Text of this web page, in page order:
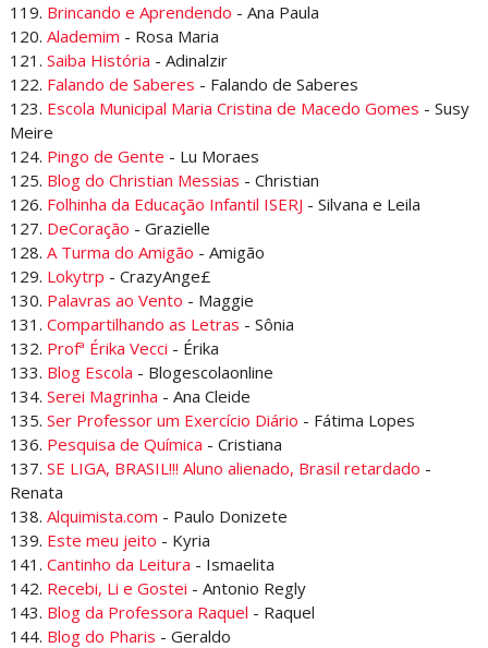
119. Brincando e Aprendendo - Ana Paula
120. Alademim - Rosa Maria
121. Saiba História - Adinalzir
122. Falando de Saberes - Falando de Saberes
123. Escola Municipal Maria Cristina de Macedo Gomes - Susy
Meire
124. Pingo de Gente - Lu Moraes
125. Blog do Christian Messias - Christian
126. Folhinha da Educação Infantil ISERJ - Silvana e Leila
127. DeCoração - Grazielle
128. A Turma do Amigão - Amigão
129. Lokytrp - CrazyAnge£
130. Palavras ao Vento - Maggie
131. Compartilhando as Letras - Sônia
132. Profª Érika Vecci - Érika
133. Blog Escola - Blogescolaonline
134. Serei Magrinha - Ana Cleide
135. Ser Professor um Exercício Diário - Fátima Lopes
136. Pesquisa de Química - Cristiana
137. SE LIGA, BRASIL!!! Aluno alienado, Brasil retardado -
Renata
138. Alquimista.com - Paulo Donizete
139. Este meu jeito - Kyria
141. Cantinho da Leitura - Ismaelita
142. Recebi, Li e Gostei - Antonio Regly
143. Blog da Professora Raquel - Raquel
144. Blog do Pharis - Geraldo